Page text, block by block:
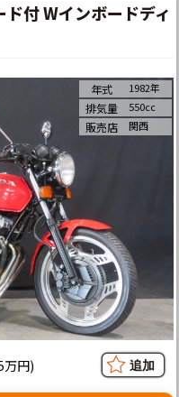
付 Wインボードディ
年式 1982年
排気量 550cc
販売店 関西
万円)